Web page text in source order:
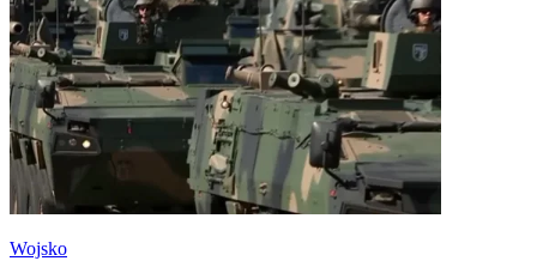
Wojsko